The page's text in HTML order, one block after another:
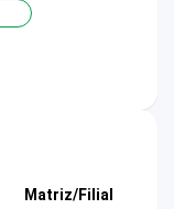
Matriz/Filial